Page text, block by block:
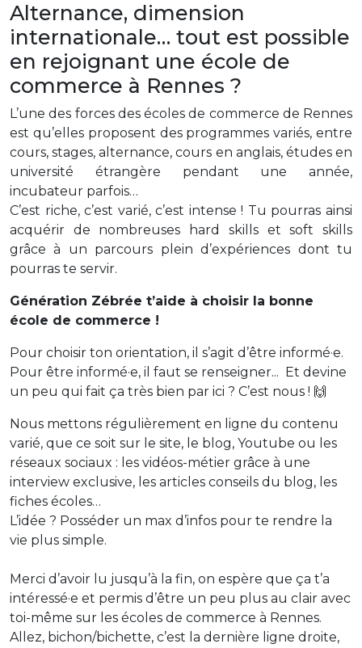
Alternance, dimension
internationale… tout est possible
en rejoignant une école de
commerce à Rennes ?
L’une des forces des écoles de commerce de Rennes
est qu’elles proposent des programmes variés, entre
cours, stages, alternance, cours en anglais, études en
université étrangère pendant une année,
incubateur parfois…
C’est riche, c’est varié, c’est intense ! Tu pourras ainsi
acquérir de nombreuses hard skills et soft skills
grâce à un parcours plein d’expériences dont tu
pourras te servir.
Génération Zébrée t’aide à choisir la bonne
école de commerce !
Pour choisir ton orientation, il s’agit d’être informé·e.
Pour être informé·e, il faut se renseigner... Et devine
un peu qui fait ça très bien par ici ? C’est nous ! 🙌
Nous mettons régulièrement en ligne du contenu
varié, que ce soit sur le site, le blog, Youtube ou les
réseaux sociaux : les vidéos-métier grâce à une
interview exclusive, les articles conseils du blog, les
fiches écoles…
L’idée ? Posséder un max d’infos pour te rendre la
vie plus simple.
Merci d’avoir lu jusqu’à la fin, on espère que ça t’a
intéressé·e et permis d’être un peu plus au clair avec
toi-même sur les écoles de commerce à Rennes.
Allez, bichon/bichette, c’est la dernière ligne droite,